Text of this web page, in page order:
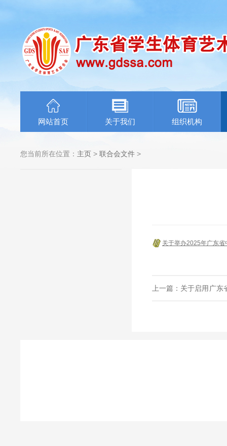
网站首页 关于我们 组织机构
您当前所在位置： 主页 > 联合会文件 >
关于举办2025年广东
上一篇： 关于启用广东